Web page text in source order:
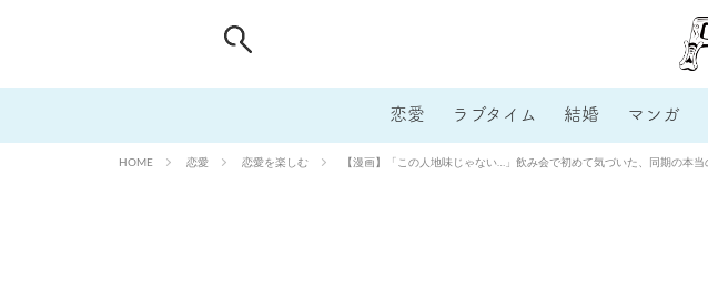
恋愛 ラブタイム 結婚 マンガ
HOME 恋愛 恋愛を楽しむ 【漫画】「この人地味じゃない…」飲み会で初めて気づいた、同期の本